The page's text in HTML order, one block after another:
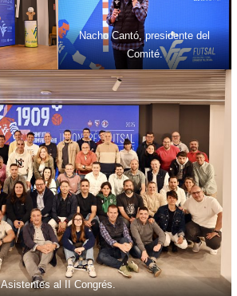
Nacho Cantó, presidente del
Comité.
Asistentes al II Congrés.